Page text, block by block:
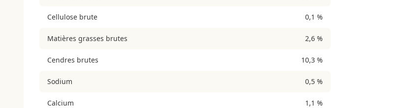
Cellulose brute 0,1 %
Matières grasses brutes 2,6 %
Cendres brutes 10,3 %
Sodium 0,5 %
Calcium 1,1 %